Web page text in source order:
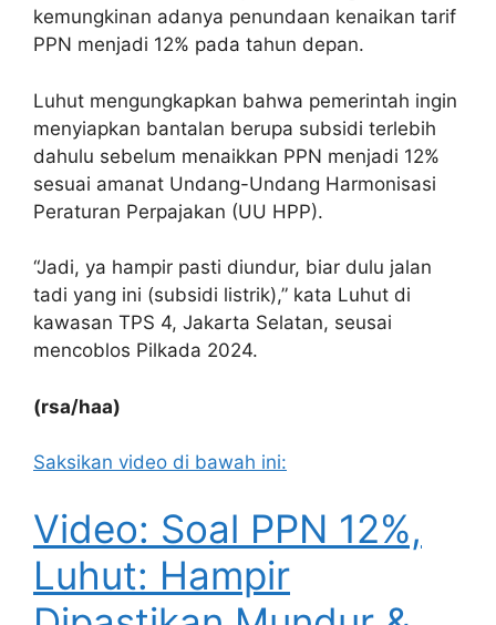
kemungkinan adanya penundaan kenaikan tarif
PPN menjadi 12% pada tahun depan.
Luhut mengungkapkan bahwa pemerintah ingin
menyiapkan bantalan berupa subsidi terlebih
dahulu sebelum menaikkan PPN menjadi 12%
sesuai amanat Undang-Undang Harmonisasi
Peraturan Perpajakan (UU HPP).
“Jadi, ya hampir pasti diundur, biar dulu jalan
tadi yang ini (subsidi listrik),” kata Luhut di
kawasan TPS 4, Jakarta Selatan, seusai
mencoblos Pilkada 2024.
(rsa/haa)
Saksikan video di bawah ini:
Video: Soal PPN 12%,
Luhut: Hampir